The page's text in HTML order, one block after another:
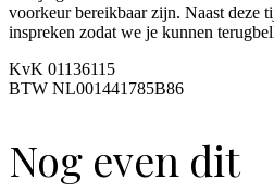
voorkeur bereikbaar zijn. Naast deze
inspreken zodat we je kunnen
KvK 01136115
BTW NL001441785B86
Nog even dit